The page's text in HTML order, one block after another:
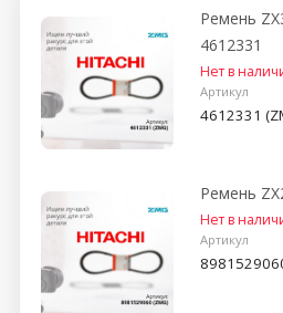
Ремень
4612331
Нет в
Артикул
4612331
Ремень
Нет в
Артикул